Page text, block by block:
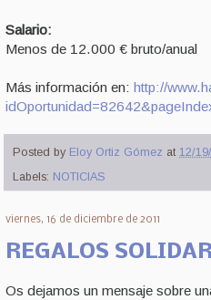
Salario:
Menos de 12.000 € bruto/anual
Más información en: http://
Posted by Eloy Ortiz Gómez at 12/
Labels: NOTICIAS
viernes, 16 de diciembre de 2011
REGALOS
Os dejamos un mensaje sobre